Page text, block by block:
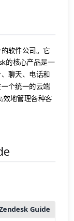
软件公司。它
的核心产品是一
聊天、电话和
个统一的云端
效地管理各种客
Guide